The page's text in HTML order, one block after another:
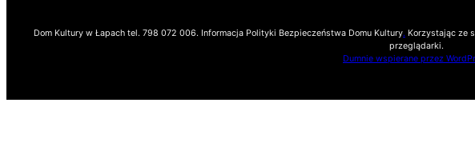
Dom Kultury w Łapach tel. 798 072 006. Informacja Polityki Bezpieczeństwa Domu Kultury. Korzystając ze
przeglądarki.
Dumnie wspierane przez